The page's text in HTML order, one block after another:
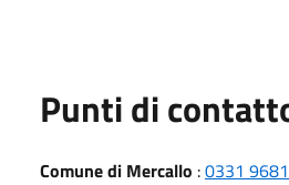
Punti di
Comune di Mercallo :0331